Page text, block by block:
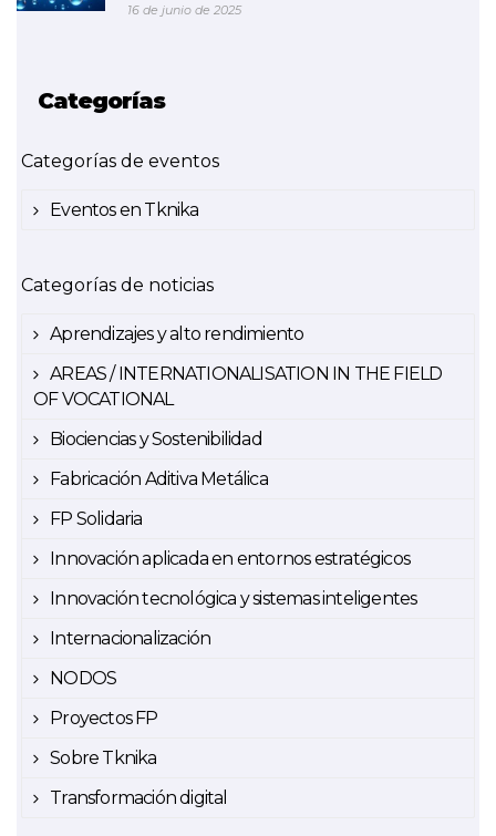
16 de junio de 2025
Categorías
Categorías de eventos
Eventos en Tknika
Categorías de noticias
Aprendizajes y alto rendimiento
AREAS / INTERNATIONALISATION IN THE FIELD
OF VOCATIONAL
Biociencias y Sostenibilidad
Fabricación Aditiva Metálica
FP Solidaria
Innovación aplicada en entornos estratégicos
Innovación tecnológica y sistemas inteligentes
Internacionalización
NODOS
Proyectos FP
Sobre Tknika
Transformación digital